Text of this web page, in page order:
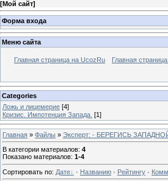
[Мой сайт]
Форма входа
Меню сайта
Главная страница на UcozRu Главная
Categories
Ложь и лицемерие [4]
Кризис. Импотенция Запада. [1]
Главная » Файлы » Эксперт: - БЕРЕГИСЬ
В категории материалов: 4
Показано материалов: 1-4
Сортировать по: Дате · Названию · Рейтингу ·